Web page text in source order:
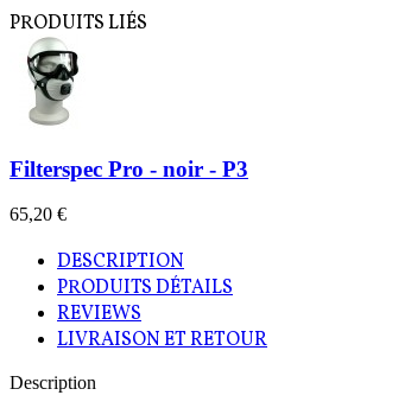
PRODUITS LIÉS
Filterspec Pro - noir - P3
65,20 €
DESCRIPTION
PRODUITS DÉTAILS
REVIEWS
LIVRAISON ET RETOUR
Description